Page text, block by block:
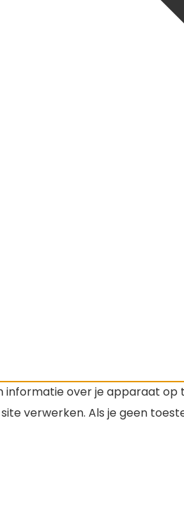
over je apparaat
verwerken. Als je geen